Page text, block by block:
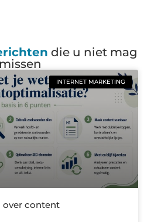
die u niet mag
missen
INTERNET MARKETING
over content